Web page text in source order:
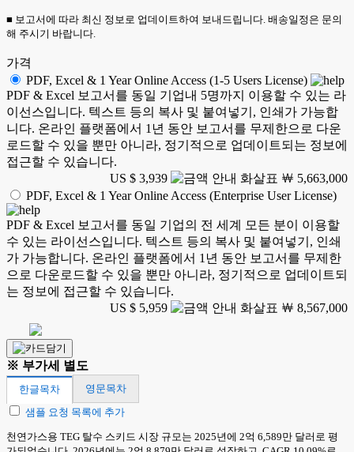
■ 보고서에 따라 최신 정보로 업데이트하여 보내드립니다. 배송일정은 문의
해 주시기 바랍니다.
가격
PDF, Excel & 1 Year Online Access (1-5 Users License)
PDF & Excel 보고서를 동일 기업내 5명까지 이용할 수 있는 라
이선스입니다. 텍스트 등의 복사 및 붙여넣기, 인쇄가 가능합
니다. 온라인 플랫폼에서 1년 동안 보고서를 무제한으로 다운
로드할 수 있을 뿐만 아니라, 정기적으로 업데이트되는 정보에
접근할 수 있습니다.
US $ 3,939
￦ 5,663,000
PDF, Excel & 1 Year Online Access (Enterprise User License)
PDF & Excel 보고서를 동일 기업의 전 세계 모든 분이 이용할
수 있는 라이선스입니다. 텍스트 등의 복사 및 붙여넣기, 인쇄
가 가능합니다. 온라인 플랫폼에서 1년 동안 보고서를 무제한
으로 다운로드할 수 있을 뿐만 아니라, 정기적으로 업데이트되
는 정보에 접근할 수 있습니다.
US $ 5,959
￦ 8,567,000
※ 부가세 별도
한글목차
영문목차
샘플 요청 목록에 추가
천연가스용 TEG 탈수 스키드 시장 규모는 2025년에 2억 6,589만 달러로 평